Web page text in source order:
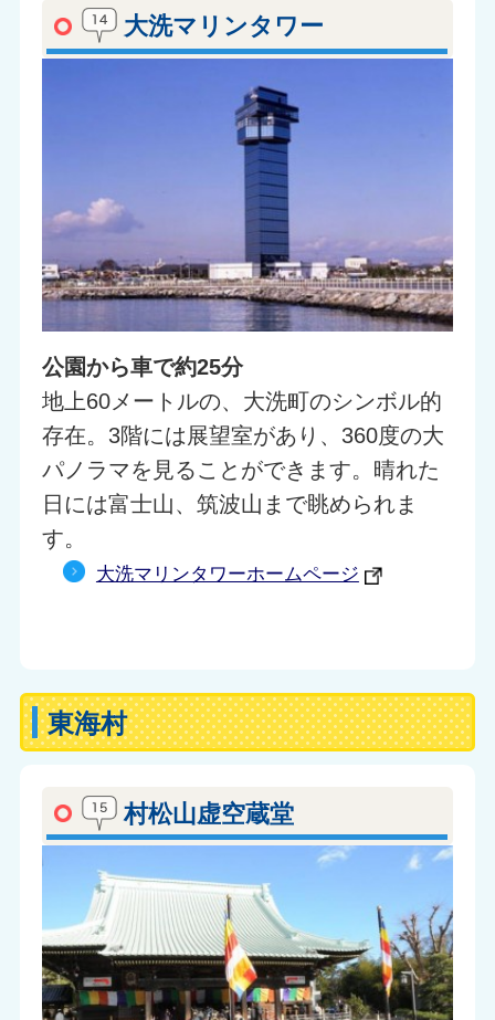
大洗マリンタワー
公園から車で約25分
地上60メートルの、大洗町のシンボル的
存在。3階には展望室があり、360度の大
パノラマを見ることができます。晴れた
日には富士山、筑波山まで眺められま
す。
大洗マリンタワーホームページ
東海村
村松山虚空蔵堂